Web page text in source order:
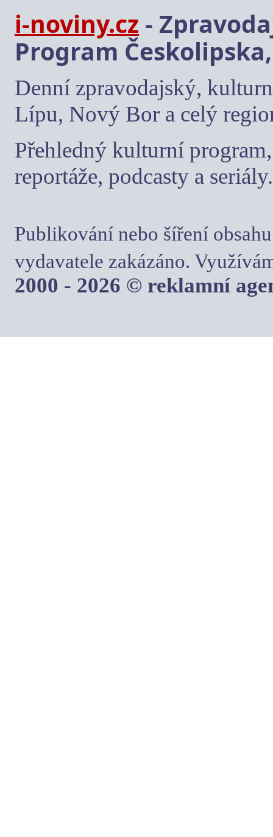
i-noviny.cz -
Program
Denní zpravodajský,
Lípu, Nový Bor a celý
Přehledný kulturní
reportáže, podcasty a seriály.
Publikování nebo šíření
vydavatele zakázáno.
2000 - 2026 © reklamní